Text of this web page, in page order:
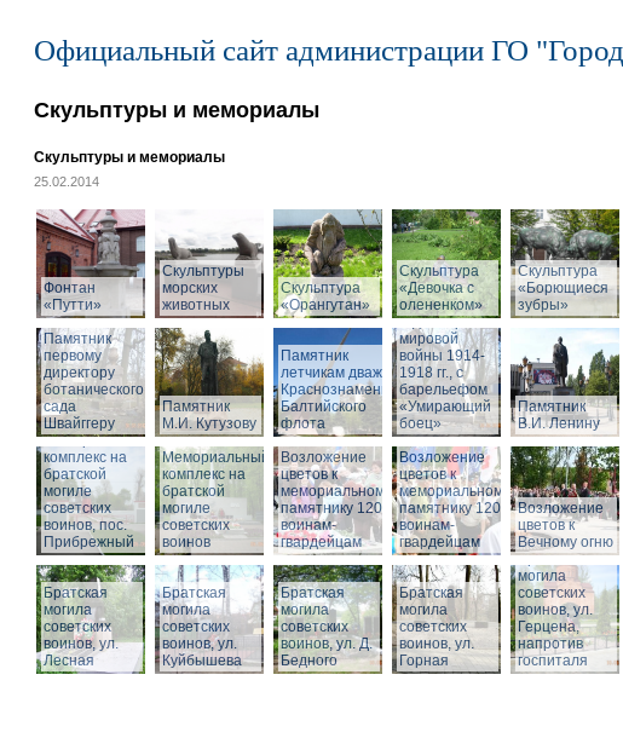
Официальный сайт администрации ГО
Скульптуры и мемориалы
Скульптуры и мемориалы
25.02.2014
Фонтан
«Путти»
Скульптуры
морских
животных
Скульптура
«Орангутан»
Скульптура
«Девочка с
олененком»
Скульптура
«Борющиеся
зубры»
Памятник
первому
директору
ботанического
сада
Швайггеру
Памятник
М.И. Кутузову
Памятник
летчикам дважды
Краснознаменного
Балтийского
флота
Памятник
воинам,
погибшим в
годы Первой
мировой
войны 1914-
1918 гг., с
барельефом
«Умирающий
боец»
Памятник
В.И. Ленину
Мемориальный
комплекс на
братской
могиле
советских
воинов, пос.
Прибрежный
Мемориальный
комплекс на
братской
могиле
советских
воинов
Возложение
цветов к
мемориальному
памятнику 1200
воинам-
гвардейцам
Возложение
цветов к
мемориальному
памятнику 1200
воинам-
гвардейцам
Возложение
цветов к
Вечному огню
Братская
могила
советских
воинов, ул.
Лесная
Братская
могила
советских
воинов, ул.
Куйбышева
Братская
могила
советских
воинов, ул. Д.
Бедного
Братская
могила
советских
воинов, ул.
Горная
Братская
могила
советских
воинов, ул.
Герцена,
напротив
госпиталя